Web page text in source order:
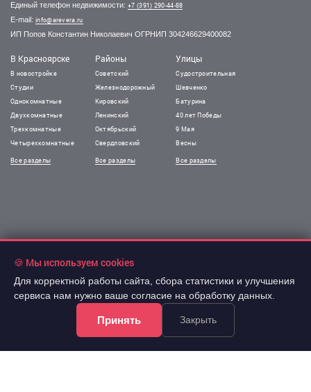
Единый телефон недвижимости: +7 (391) 290-44-88
E-mail: info@arevera.ru
ИП Попов Константин Николаевич ОГРНИП 304246629400082
В Красноярске
В новостройке
Студии
Однокомнатные
Двухкомнатные
Трехкомнатные
Четырехкомнатные
Все разделы
Районы
Советский
Железнодорожный
Кировский
Ленинский
Октябрьский
Свердловский
Все разделы
Улицы
Судостроительная
Шевченко
Батурина
40 лет Победы
9 Мая
Весны
Все разделы
!Информация на сайте не является публичной офертой.
Все права защищены. При использовании
материалов сайта обязательна гиперссылка.
🍪 Мы используем cookies
Для корректной работы сайта, сбора статистики и улучшения
сервиса нам нужно ваше согласие на обработку данных.
Принять Закрыть